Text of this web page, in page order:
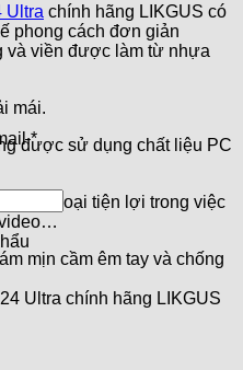
Ultra chính hãng LIKGUS có
phong cách đơn giản
và viền được làm từ nhựa
mái.
được sử dụng chất liệu PC
kim loại tiện lợi trong việc
mịn cầm êm tay và chống
*